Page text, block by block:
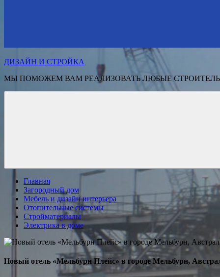
ДИЗАЙН И СТРОЙКА
МЫ ПОМОЖЕМ ВАМ РЕАЛИЗОВАТЬ ЛЮБЫЕ
Главная
Загородный дом
Мебель и дизайн интерьера
Отопительные системы
Стройматериалы
Электрика в доме
Новый отель «Мельбурн Плейс» в городе Мельбурн,